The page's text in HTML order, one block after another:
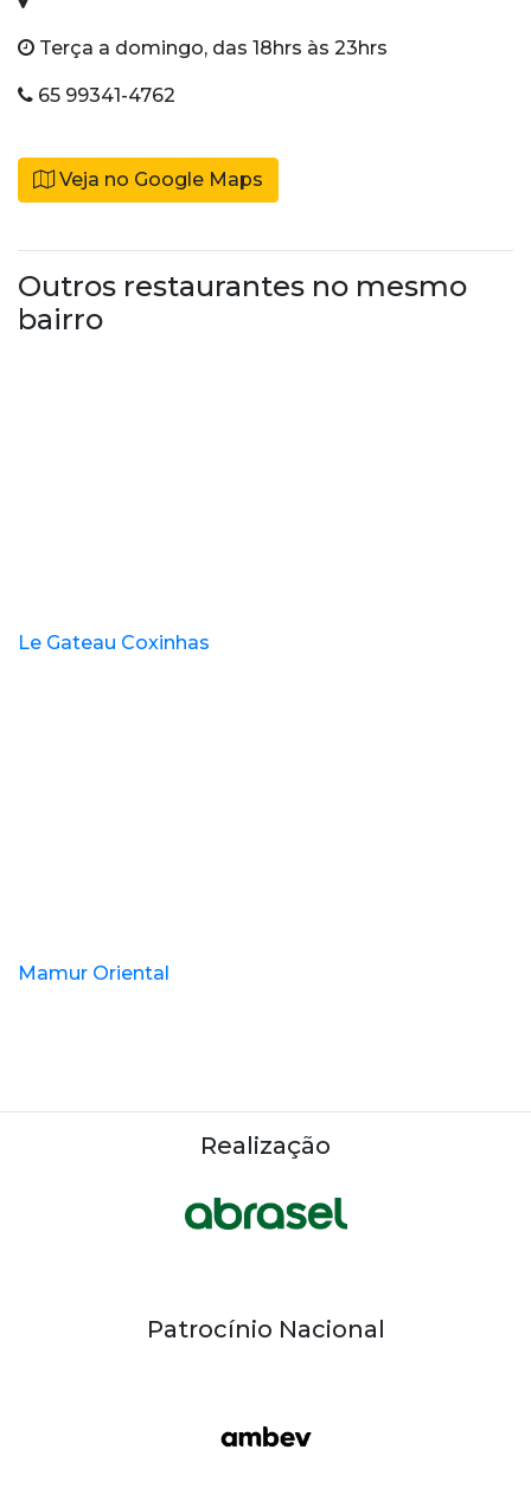
Terça a domingo, das 18hrs às 23hrs
65 99341-4762
Veja no Google Maps
Outros restaurantes no mesmo
bairro
Le Gateau Coxinhas
Mamur Oriental
Realização
Patrocínio Nacional